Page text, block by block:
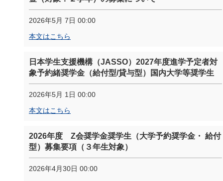
2026年5月 7日 00:00
本文はこちら
日本学生支援機構（JASSO）2027年度進学予定者対
象予約緒奨学金（給付型/貸与型）国内大学等奨学生
2026年5月 1日 00:00
本文はこちら
2026年度 Z会奨学金奨学生（大学予約奨学金・ 給付
型）募集要項（３年生対象）
2026年4月30日 00:00